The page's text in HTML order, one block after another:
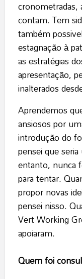
cronometradas,
contam. Tem
também
estagnação à
as estratégias
apresentação,
inalterados
Aprendemos
ansiosos por
introdução do
pensei que
entanto, nunca
para tentar.
propor novas
pensei nisso.
Vert Working
apoiaram.
Quem foi